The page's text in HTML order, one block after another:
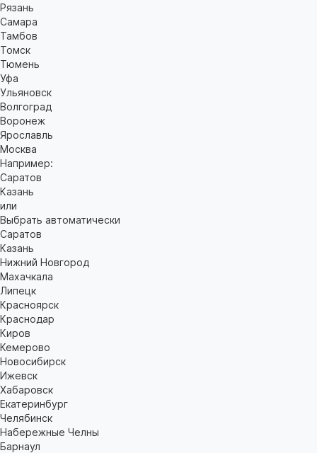
Рязань
Самара
Тамбов
Томск
Тюмень
Уфа
Ульяновск
Волгоград
Воронеж
Ярославль
Москва
Например:
Саратов
Казань
или
Выбрать автоматически
Саратов
Казань
Нижний Новгород
Махачкала
Липецк
Красноярск
Краснодар
Киров
Кемерово
Новосибирск
Ижевск
Хабаровск
Екатеринбург
Челябинск
Набережные Челны
Барнаул